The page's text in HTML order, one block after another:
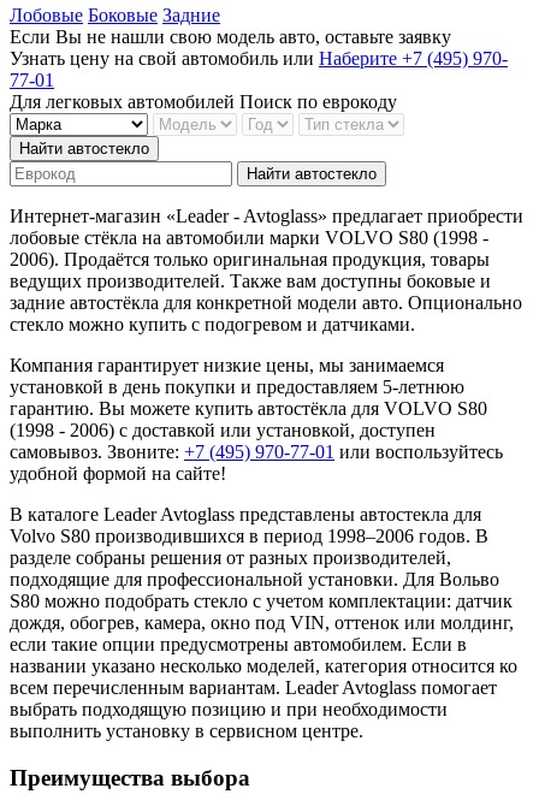
Лобовые Боковые Задние
Если Вы не нашли свою модель авто, оставьте заявку
Узнать цену на свой автомобиль или Наберите +7 (495) 970-
77-01
Для легковых автомобилей Поиск по еврокоду
Найти автостекло
Найти автостекло
Интернет-магазин «Leader - Avtoglass» предлагает приобрести
лобовые стёкла на автомобили марки VOLVO S80 (1998 -
2006). Продаётся только оригинальная продукция, товары
ведущих производителей. Также вам доступны боковые и
задние автостёкла для конкретной модели авто. Опционально
стекло можно купить с подогревом и датчиками.
Компания гарантирует низкие цены, мы занимаемся
установкой в день покупки и предоставляем 5-летнюю
гарантию. Вы можете купить автостёкла для VOLVO S80
(1998 - 2006) с доставкой или установкой, доступен
самовывоз. Звоните: +7 (495) 970-77-01 или воспользуйтесь
удобной формой на сайте!
В каталоге Leader Avtoglass представлены автостекла для
Volvo S80 производившихся в период 1998–2006 годов. В
разделе собраны решения от разных производителей,
подходящие для профессиональной установки. Для Вольво
S80 можно подобрать стекло с учетом комплектации: датчик
дождя, обогрев, камера, окно под VIN, оттенок или молдинг,
если такие опции предусмотрены автомобилем. Если в
названии указано несколько моделей, категория относится ко
всем перечисленным вариантам. Leader Avtoglass помогает
выбрать подходящую позицию и при необходимости
выполнить установку в сервисном центре.
Преимущества выбора